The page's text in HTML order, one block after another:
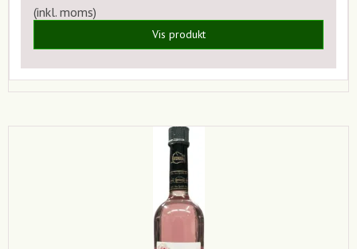
(inkl. moms)
Vis produkt